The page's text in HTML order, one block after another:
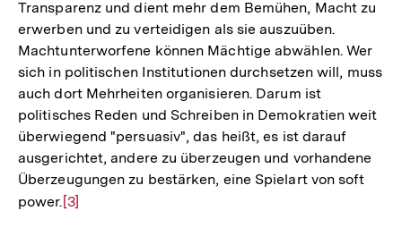
Transparenz und dient mehr dem Bemühen, Macht zu
erwerben und zu verteidigen als sie auszuüben.
Machtunterworfene können Mächtige abwählen. Wer
sich in politischen Institutionen durchsetzen will, muss
auch dort Mehrheiten organisieren. Darum ist
politisches Reden und Schreiben in Demokratien weit
überwiegend "persuasiv", das heißt, es ist darauf
ausgerichtet, andere zu überzeugen und vorhandene
Überzeugungen zu bestärken, eine Spielart von soft
power. Zur
[3]